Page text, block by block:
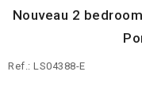
Nouveau 2
Ref.: LS04388-E